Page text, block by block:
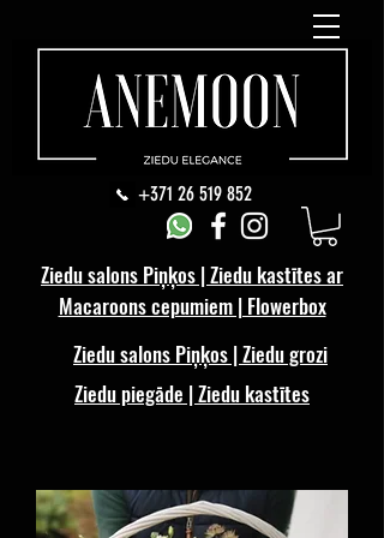
+371 26 519 852
Ziedu piegāde | Ziedu kastītes
Ziedu salons Piņķos | Ziedu kastītes ar
Macaroons cepumiem | Flowerbox
Ziedu salons Piņķos | Ziedu grozi